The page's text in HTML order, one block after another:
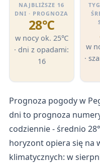
NAJBLIŻSZE 16
DNI · PROGNOZA
28℃
w nocy ok. 25℃
· dni z opadami:
16
w
·
Prognoza pogody w
dni to prognoza
codziennie - średnio
horyzont opiera się na
klimatycznych: w